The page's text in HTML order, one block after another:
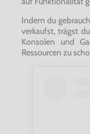
Indem du
verkaufst, trägst
Konsolen und
Ressourcen zu